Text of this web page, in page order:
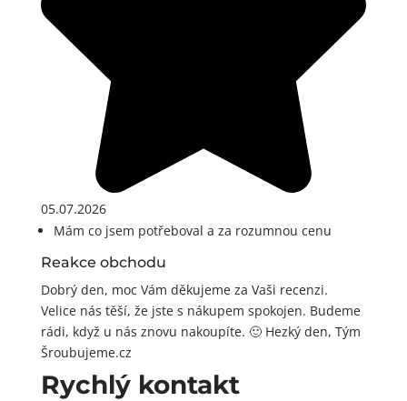
05.07.2026
Mám co jsem potřeboval a za rozumnou cenu
Reakce obchodu
Dobrý den, moc Vám děkujeme za Vaši recenzi.
Velice nás těší, že jste s nákupem spokojen. Budeme
rádi, když u nás znovu nakoupíte. 🙂 Hezký den, Tým
Šroubujeme.cz
Rychlý kontakt